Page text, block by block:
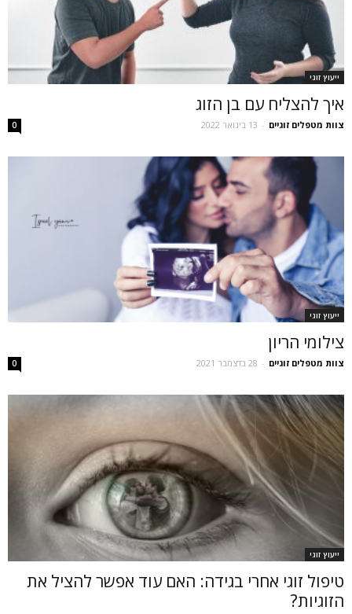
ייעוץ זוגי
איך להצליח עם בן הזוג
צוות מטפלים זוגיים - 13 בינואר 2022 0
ייעוץ זוגי
צילומי הריון
צוות מטפלים זוגיים - 28 בדצמבר 2021 0
ייעוץ זוגי
טיפול זוגי אחרי בגידה: האם עוד אפשר להציל את
הזוגיות?